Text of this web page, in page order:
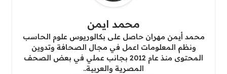
محمد ايمن
محمد أيمن مهران حاصل على بكالوريوس علوم الحاسب
ونظم المعلومات اعمل في مجال الصحافة وتدوين
المحتوى منذ عام 2012 بجانب عملي في بعض الصحف
المصرية والعربية..